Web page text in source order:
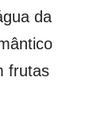
da
frutas